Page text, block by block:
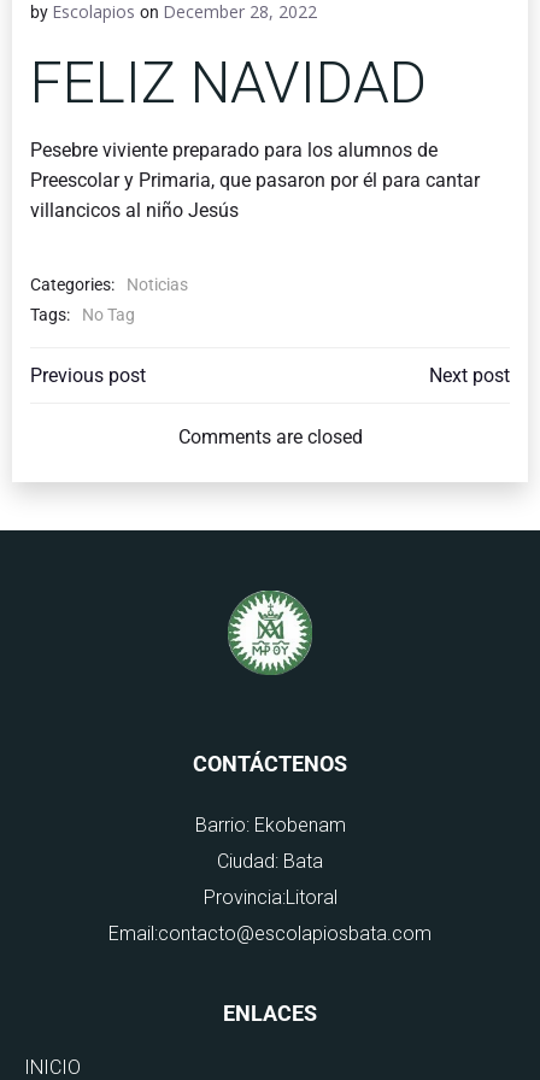
by Escolapios on December 28, 2022
FELIZ NAVIDAD
Pesebre viviente preparado para los alumnos de
Preescolar y Primaria, que pasaron por él para cantar
villancicos al niño Jesús
Categories:
Noticias
Tags:
No Tag
POST
NAVIGATION
Previous post Next post
Comments are closed
CONTÁCTENOS
Barrio: Ekobenam
Ciudad: Bata
Provincia:Litoral
Email:contacto@escolapiosbata.com
ENLACES
INICIO